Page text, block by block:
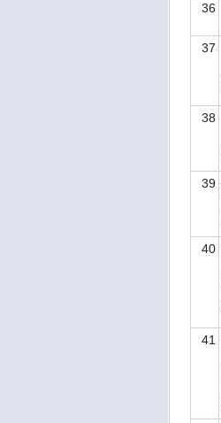
36
37
38
39
40
41